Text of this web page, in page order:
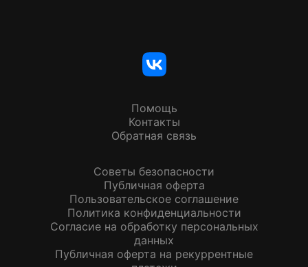
Помощь
Контакты
Обратная связь
Советы безопасности
Публичная оферта
Пользовательское соглашение
Политика конфиденциальности
Согласие на обработку персональных
данных
Публичная оферта на рекуррентные